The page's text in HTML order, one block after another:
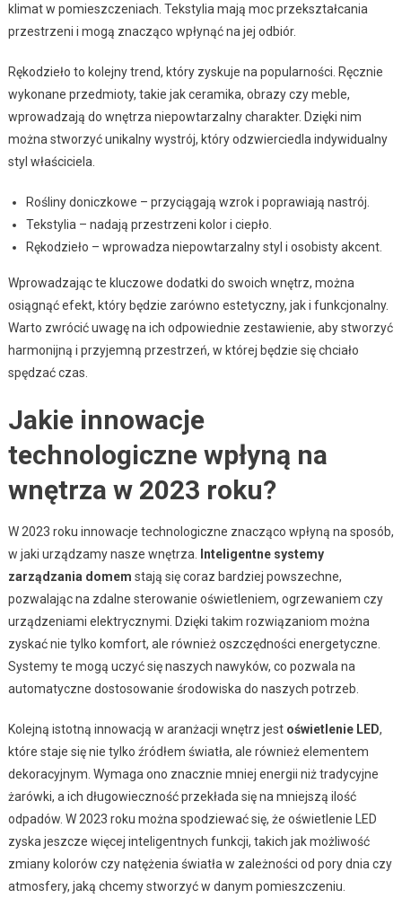
klimat w pomieszczeniach. Tekstylia mają moc przekształcania
przestrzeni i mogą znacząco wpłynąć na jej odbiór.
Rękodzieło to kolejny trend, który zyskuje na popularności. Ręcznie
wykonane przedmioty, takie jak ceramika, obrazy czy meble,
wprowadzają do wnętrza niepowtarzalny charakter. Dzięki nim
można stworzyć unikalny wystrój, który odzwierciedla indywidualny
styl właściciela.
Rośliny doniczkowe – przyciągają wzrok i poprawiają nastrój.
Tekstylia – nadają przestrzeni kolor i ciepło.
Rękodzieło – wprowadza niepowtarzalny styl i osobisty akcent.
Wprowadzając te kluczowe dodatki do swoich wnętrz, można
osiągnąć efekt, który będzie zarówno estetyczny, jak i funkcjonalny.
Warto zwrócić uwagę na ich odpowiednie zestawienie, aby stworzyć
harmonijną i przyjemną przestrzeń, w której będzie się chciało
spędzać czas.
Jakie innowacje
technologiczne wpłyną na
wnętrza w 2023 roku?
W 2023 roku innowacje technologiczne znacząco wpłyną na sposób,
w jaki urządzamy nasze wnętrza.
Inteligentne systemy
zarządzania domem stają się coraz bardziej powszechne,
pozwalając na zdalne sterowanie oświetleniem, ogrzewaniem czy
urządzeniami elektrycznymi. Dzięki takim rozwiązaniom można
zyskać nie tylko komfort, ale również oszczędności energetyczne.
Systemy te mogą uczyć się naszych nawyków, co pozwala na
automatyczne dostosowanie środowiska do naszych potrzeb.
Kolejną istotną innowacją w aranżacji wnętrz jest oświetlenie LED,
które staje się nie tylko źródłem światła, ale również elementem
dekoracyjnym. Wymaga ono znacznie mniej energii niż tradycyjne
żarówki, a ich długowieczność przekłada się na mniejszą ilość
odpadów. W 2023 roku można spodziewać się, że oświetlenie LED
zyska jeszcze więcej inteligentnych funkcji, takich jak możliwość
zmiany kolorów czy natężenia światła w zależności od pory dnia czy
atmosfery, jaką chcemy stworzyć w danym pomieszczeniu.